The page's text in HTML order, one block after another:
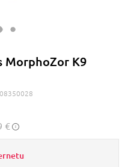
MorphoZor K9
€